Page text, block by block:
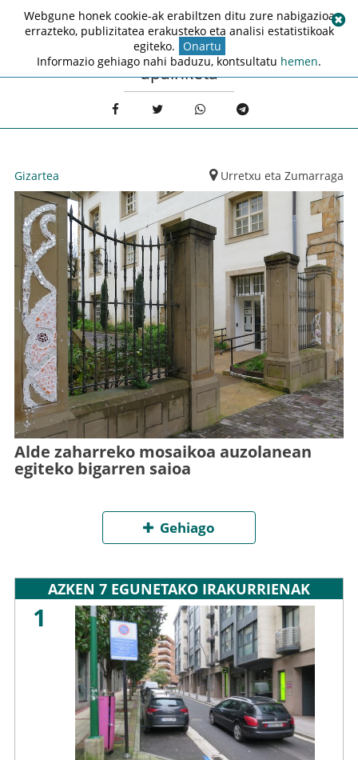
apainketa
Gizartea Urretxu eta Zumarraga
Alde zaharreko mosaikoa auzolanean
egiteko bigarren saioa
Gehiago
AZKEN 7 EGUNETAKO IRAKURRIENAK
1
Webgune honek cookie-ak erabiltzen ditu zure nabigazioa
errazteko, publizitatea erakusteko eta analisi estatistikoak
egiteko. Onartu
Informazio gehiago nahi baduzu, kontsultatu hemen.